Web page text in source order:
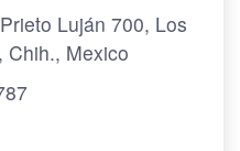
Luján 700, Los
Chih., Mexico